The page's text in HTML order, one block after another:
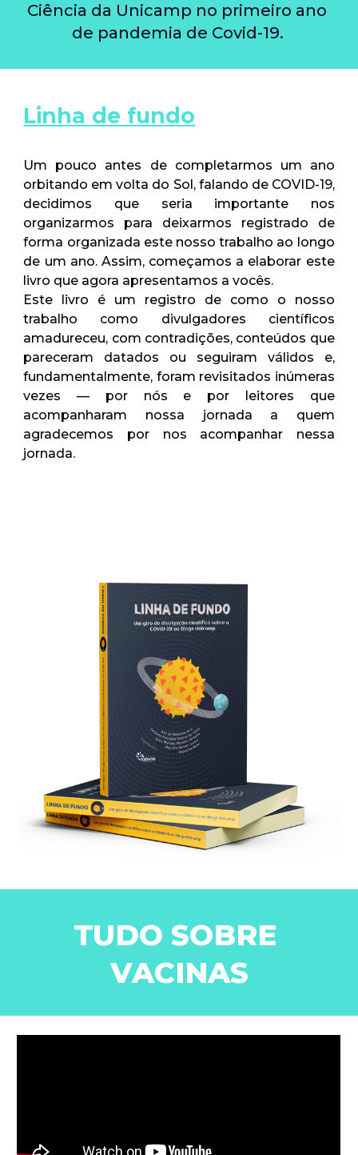
Ciência da Unicamp no primeiro ano
de pandemia de Covid-19.
Linha de fundo
Um pouco antes de completarmos um ano
orbitando em volta do Sol, falando de COVID-19,
decidimos que seria importante nos
organizarmos para deixarmos registrado de
forma organizada este nosso trabalho ao longo
de um ano. Assim, começamos a elaborar este
livro que agora apresentamos a vocês.
Este livro é um registro de como o nosso
trabalho como divulgadores científicos
amadureceu, com contradições, conteúdos que
pareceram datados ou seguiram válidos e,
fundamentalmente, foram revisitados inúmeras
vezes — por nós e por leitores que
acompanharam nossa jornada a quem
agradecemos por nos acompanhar nessa
jornada.
TUDO SOBRE
VACINAS